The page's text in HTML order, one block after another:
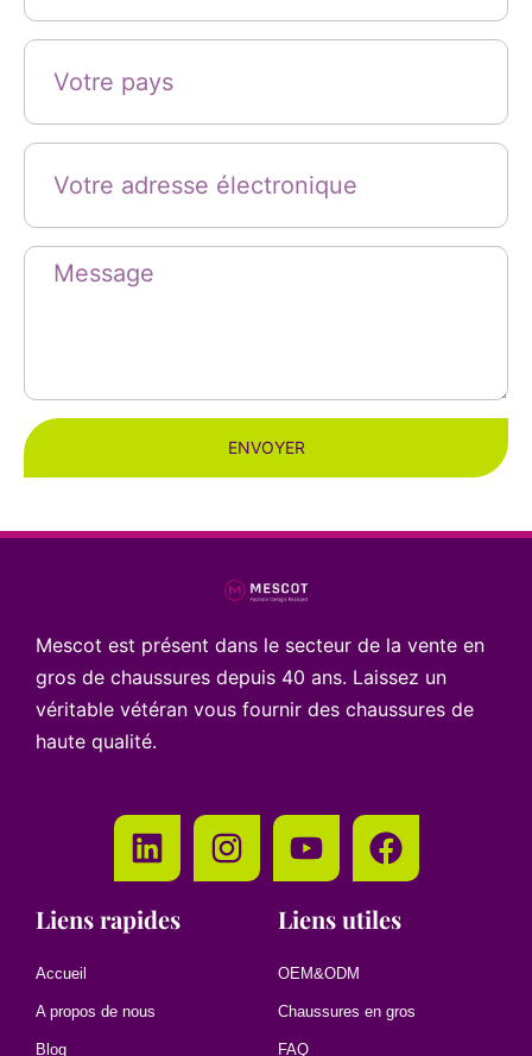
ENVOYER
Mescot est présent dans le secteur de la vente en
gros de chaussures depuis 40 ans. Laissez un
véritable vétéran vous fournir des chaussures de
haute qualité.
Liens rapides
Accueil
A propos de nous
Blog
Liens utiles
OEM&ODM
Chaussures en gros
FAQ